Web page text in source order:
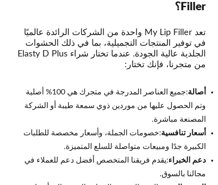
Filler؟
تعد My Lip Filler واحدة من الشركات الرائدة عالميًا
في توفير المنتجات التجميلية، بما في ذلك الحشوات
الجلدية عالية الجودة. عندما تختار شراء Elasty D Plus
من متجرنا، فإنك تختار:
أصالة
:جميع العناصر المدرجة في متجرك هي 100% أصلية
وتم الحصول عليها من موردين ذوي سمعة طيبة أو الشركة
المصنعة مباشرة.
أسعار تنافسية:خصومات الجملة، وأسعار مخصصة للطلبات
الكبيرة جدًا ومبيعات متواصلة للسلع المتميزة.
دعم الخبراء:يقدم فريقنا المتخصص أفضل دعم للعملاء في
مجالنا بالسوق.